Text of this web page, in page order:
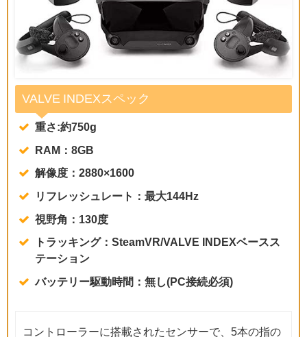
VALVE INDEXスペック
重さ:約750g
RAM：8GB
解像度：2880×1600
リフレッシュレート：最大144Hz
視野角：130度
トラッキング：SteamVR/VALVE INDEXベースス
テーション
バッテリー駆動時間：無し(PC接続必須)
コントローラーに搭載されたセンサーで、5本の指の